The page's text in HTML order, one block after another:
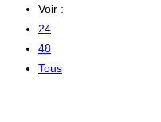
Voir :
24
48
Tous